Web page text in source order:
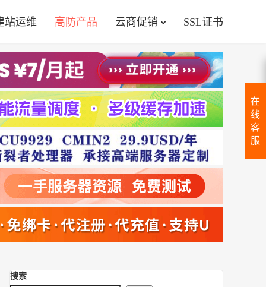
站运维 高防产品 云商促销 SSL证书
搜索
在
线
客
服